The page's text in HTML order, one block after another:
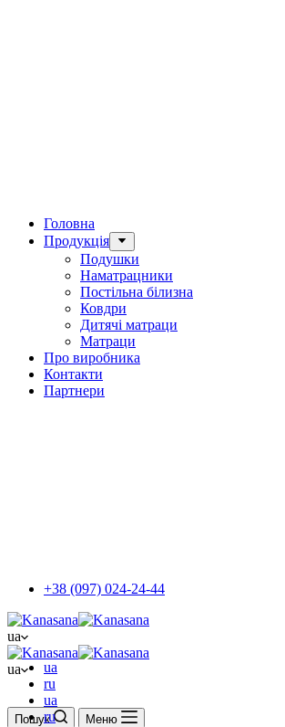
Головна
Продукція
Подушки
Наматрацники
Постільна білизна
Ковдри
Дитячі матраци
Матраци
Про виробника
Контакти
Партнери
+38 (097) 024-24-44
ua
ua
ru
Пошук Меню
ua
ua
ru